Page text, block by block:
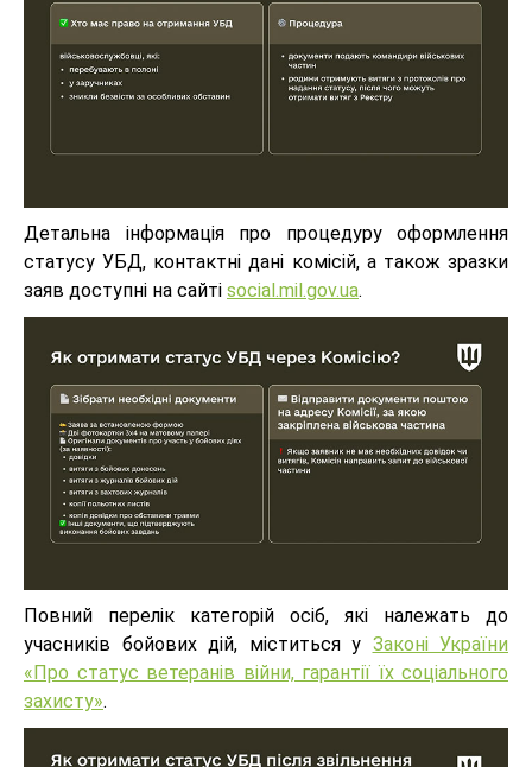
Детальна інформація про процедуру оформлення
статусу УБД, контактні дані комісій, а також зразки
заяв доступні на сайті social.mil.gov.ua.
Повний перелік категорій осіб, які належать до
учасників бойових дій, міститься у Законі України
«Про статус ветеранів війни, гарантії їх соціального
захисту».